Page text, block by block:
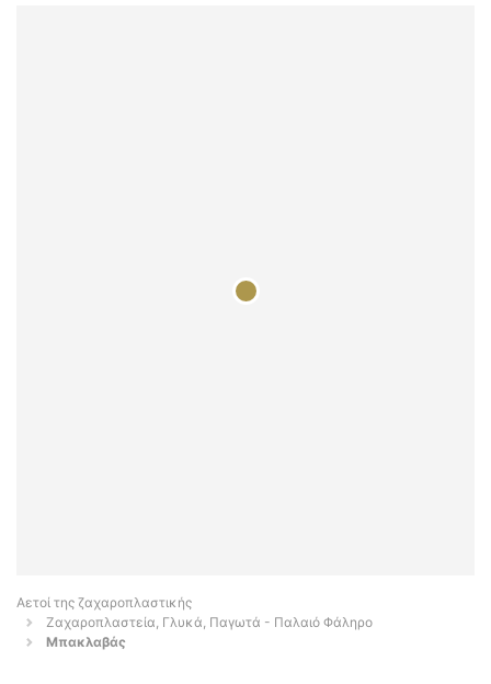
Αετοί της ζαχαροπλαστικής
Ζαχαροπλαστεία, Γλυκά, Παγωτά - Παλαιό Φάληρο
Μπακλαβάς